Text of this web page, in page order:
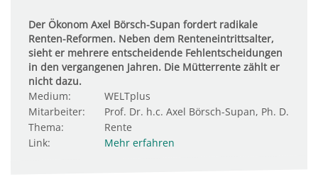
Der Ökonom Axel Börsch-Supan fordert radikale
Renten-Reformen. Neben dem Renteneintrittsalter,
sieht er mehrere entscheidende Fehlentscheidungen
in den vergangenen Jahren. Die Mütterrente zählt er
nicht dazu.
Medium:
WELTplus
Mitarbeiter:
Prof. Dr. h.c. Axel Börsch-Supan, Ph. D.
Thema:
Rente
Link:
Mehr erfahren